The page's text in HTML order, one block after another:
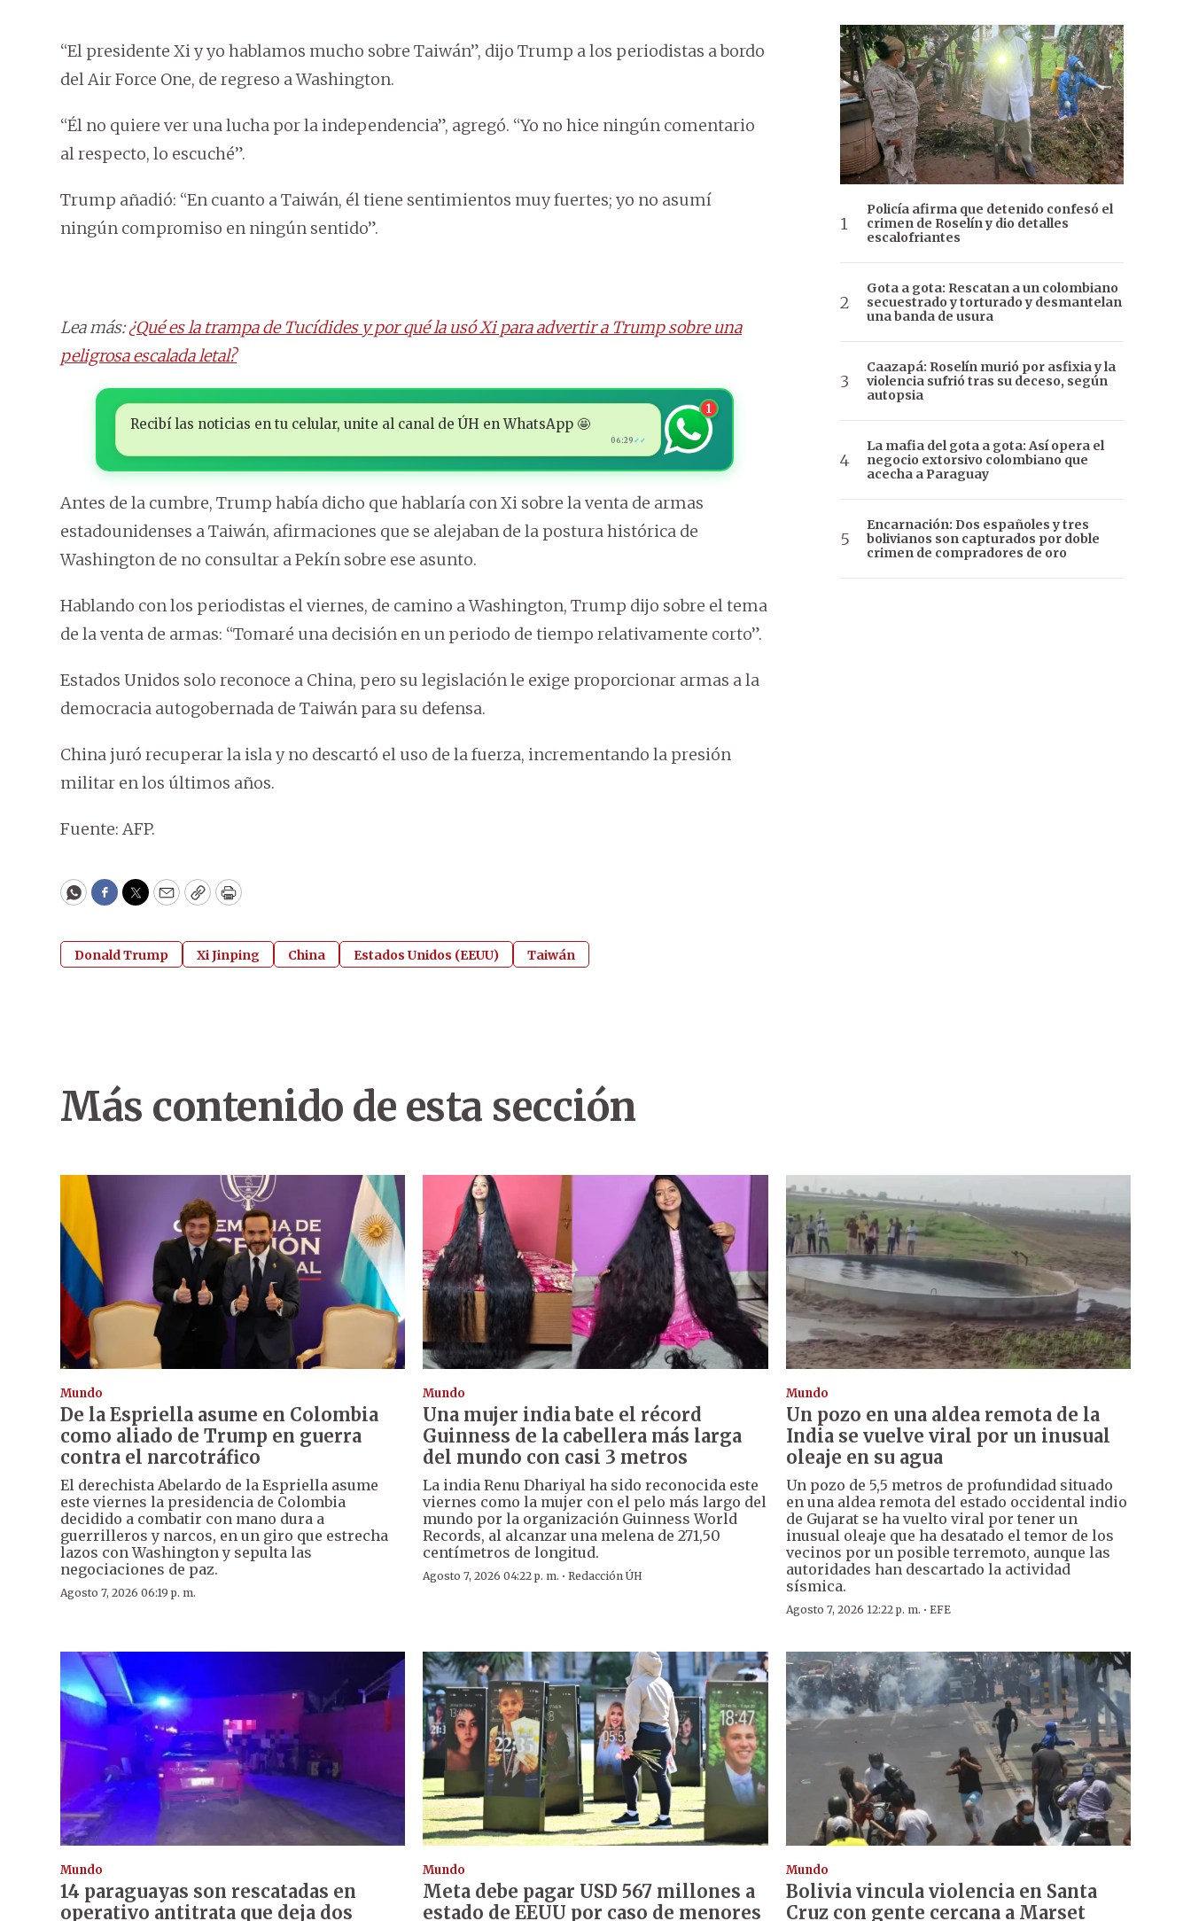
“El presidente Xi y yo hablamos mucho sobre Taiwán”, dijo Trump a los periodistas a bordo
del Air Force One, de regreso a Washington.
“Él no quiere ver una lucha por la independencia”, agregó. “Yo no hice ningún comentario
al respecto, lo escuché”.
Trump añadió: “En cuanto a Taiwán, él tiene sentimientos muy fuertes; yo no asumí
ningún compromiso en ningún sentido”.
Lea más:¿Qué es la trampa de Tucídides y por qué la usó Xi para advertir a Trump sobre una
peligrosa escalada letal?
Recibí las noticias en tu celular, unite al canal de ÚH en WhatsApp 🤩
06:29 ✓✓
1
Antes de la cumbre, Trump había dicho que hablaría con Xi sobre la venta de armas
estadounidenses a Taiwán, afirmaciones que se alejaban de la postura histórica de
Washington de no consultar a Pekín sobre ese asunto.
Hablando con los periodistas el viernes, de camino a Washington, Trump dijo sobre el tema
de la venta de armas: “Tomaré una decisión en un periodo de tiempo relativamente corto”.
Estados Unidos solo reconoce a China, pero su legislación le exige proporcionar armas a la
democracia autogobernada de Taiwán para su defensa.
China juró recuperar la isla y no descartó el uso de la fuerza, incrementando la presión
militar en los últimos años.
Fuente: AFP.
WhatsApp
Facebook
Twitter
EmailCopyPrint
Donald Trump Xi Jinping China Estados Unidos (EEUU) Taiwán
Policía afirma que detenido confesó el
crimen de Roselín y dio detalles
escalofriantes
Gota a gota: Rescatan a un colombiano
secuestrado y torturado y desmantelan
una banda de usura
Caazapá: Roselín murió por asfixia y la
violencia sufrió tras su deceso, según
autopsia
La mafia del gota a gota: Así opera el
negocio extorsivo colombiano que
acecha a Paraguay
Encarnación: Dos españoles y tres
bolivianos son capturados por doble
crimen de compradores de oro
Más contenido de esta sección
Mundo
De la Espriella asume en Colombia
como aliado de Trump en guerra
contra el narcotráfico
El derechista Abelardo de la Espriella asume
este viernes la presidencia de Colombia
decidido a combatir con mano dura a
guerrilleros y narcos, en un giro que estrecha
lazos con Washington y sepulta las
negociaciones de paz.
Agosto 7, 2026 06:19 p. m.
Mundo
Una mujer india bate el récord
Guinness de la cabellera más larga
del mundo con casi 3 metros
La india Renu Dhariyal ha sido reconocida este
viernes como la mujer con el pelo más largo del
mundo por la organización Guinness World
Records, al alcanzar una melena de 271,50
centímetros de longitud.
Agosto 7, 2026 04:22 p. m. ·Redacción ÚH
Mundo
Un pozo en una aldea remota de la
India se vuelve viral por un inusual
oleaje en su agua
Un pozo de 5,5 metros de profundidad situado
en una aldea remota del estado occidental indio
de Gujarat se ha vuelto viral por tener un
inusual oleaje que ha desatado el temor de los
vecinos por un posible terremoto, aunque las
autoridades han descartado la actividad
sísmica.
Agosto 7, 2026 12:22 p. m. · EFE
Mundo
14 paraguayas son rescatadas en
operativo antitrata que deja dos
Mundo
Meta debe pagar USD 567 millones a
estado de EEUU por caso de menores
Mundo
Bolivia vincula violencia en Santa
Cruz con gente cercana a Marset